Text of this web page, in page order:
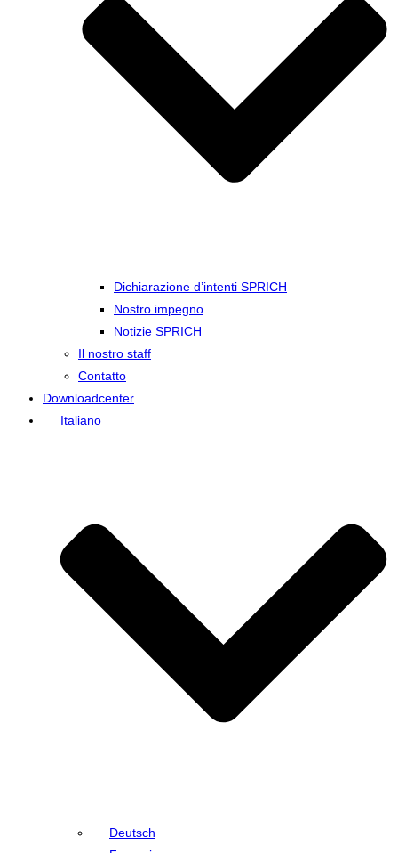
Dichiarazione d’intenti SPRICH
Nostro impegno
Notizie SPRICH
Il nostro staff
Contatto
Downloadcenter
Italiano
Deutsch